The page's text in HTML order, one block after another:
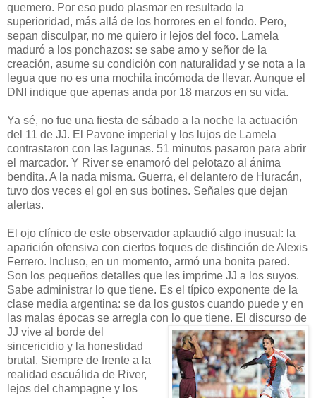
quemero. Por eso pudo plasmar en resultado la
superioridad, más allá de los horrores en el fondo. Pero,
sepan disculpar, no me quiero ir lejos del foco. Lamela
maduró a los ponchazos: se sabe amo y señor de la
creación, asume su condición con naturalidad y se nota a la
legua que no es una mochila incómoda de llevar. Aunque el
DNI indique que apenas anda por 18 marzos en su vida.
Ya sé, no fue una fiesta de sábado a la noche la actuación
del 11 de JJ. El Pavone imperial y los lujos de Lamela
contrastaron con las lagunas. 51 minutos pasaron para abrir
el marcador. Y River se enamoró del pelotazo al ánima
bendita. A la nada misma. Guerra, el delantero de Huracán,
tuvo dos veces el gol en sus botines. Señales que dejan
alertas.
El ojo clínico de este observador aplaudió algo inusual: la
aparición ofensiva con ciertos toques de distinción de Alexis
Ferrero. Incluso, en un momento, armó una bonita pared.
Son los pequeños detalles que les imprime JJ a los suyos.
Sabe administrar lo que tiene. Es el típico exponente de la
clase media argentina: se da los gustos cuando puede y en
las malas épocas se arregla con lo que tiene. El discurso de
JJ vive al borde del
sincericidio y la honestidad
brutal. Siempre de frente a la
realidad escuálida de River,
lejos del champagne y los